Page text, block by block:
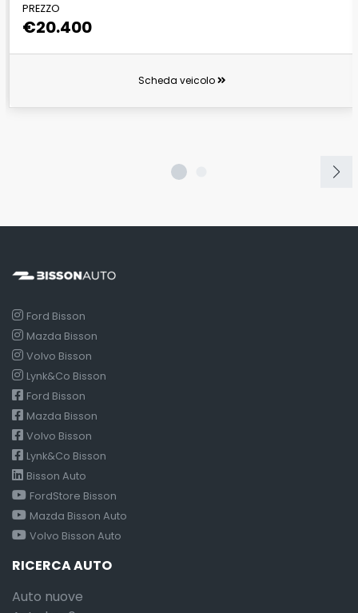
PREZZO
€20.400
Scheda veicolo
Ford Bisson
Mazda Bisson
Volvo Bisson
Lynk&Co Bisson
Ford Bisson
Mazda Bisson
Volvo Bisson
Lynk&Co Bisson
Bisson Auto
FordStore Bisson
Mazda Bisson Auto
Volvo Bisson Auto
RICERCA AUTO
Auto nuove